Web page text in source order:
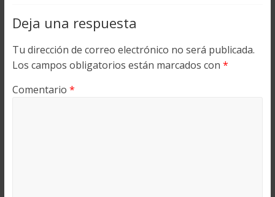
Deja una respuesta
Tu dirección de correo electrónico no será publicada.
Los campos obligatorios están marcados con *
Comentario *